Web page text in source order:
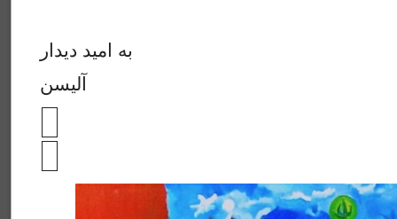
به امید دیدار
آلیسن